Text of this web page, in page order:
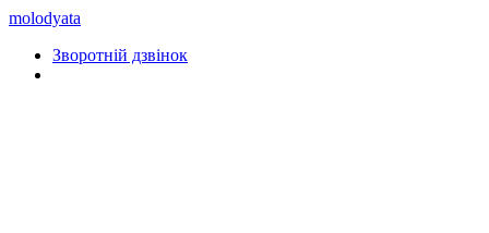
molodyata
Зворотній дзвінок